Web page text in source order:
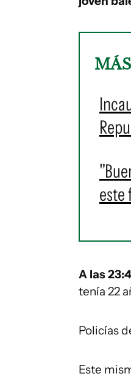
este
A las
tenía 22
Policías
Este